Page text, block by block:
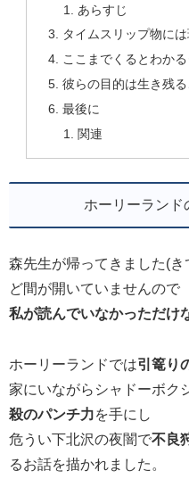
あらすじ
タイムスリップ物に
ここまでくるとわか
彼らの目的は生き残
最後に
関連
ホーリーランド
森先生が帰ってきました(
ど間が開いていませんので
私が読んでいなかっただけ
ホーリーランドでは引篭り
家にいながらシャドーボク
殺のパンチ力を手にし
危うい下北沢の夜闇で不良
るお話を描かれました。